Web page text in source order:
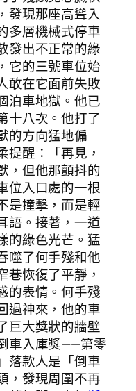
發現那座高聳入
多層機械式停車
發出不正常的綠
它的三號車位始
敢在它面前失敗
泊車地獄。他已
十八次。他打了
的方向猛地偏
提醒：「再見，
，但他那顫抖的
位入口處的一根
是撞擊，而是輕
語。接著，一道
的綠色光芒。猛
噬了何手殘和他
巷恢復了平靜，
的表情。何手殘
過神來，他的車
巨大獎狀的牆壁
車入庫獎——第零
落款人是「倒車
，發現周圍不再